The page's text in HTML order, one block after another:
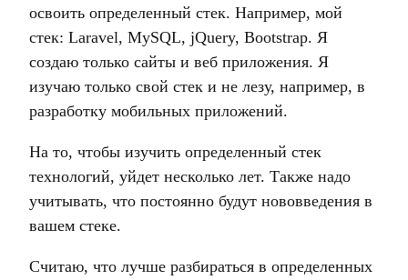
освоить определенный стек. Например, мой
стек: Laravel, MySQL, jQuery, Bootstrap. Я
создаю только сайты и веб приложения. Я
изучаю только свой стек и не лезу, например, в
разработку мобильных приложений.
На то, чтобы изучить определенный стек
технологий, уйдет несколько лет. Также надо
учитывать, что постоянно будут нововведения в
вашем стеке.
Считаю, что лучше разбираться в определенных